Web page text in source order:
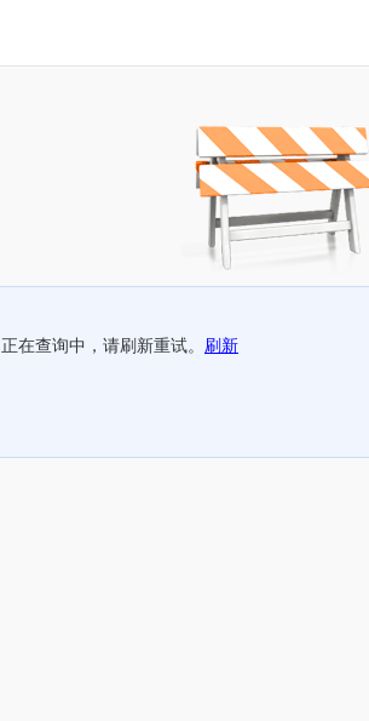
正在查询中，请刷新重试。 刷新